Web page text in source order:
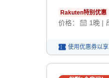
Rakuten特别优惠
价格： 1晚 |
使用优惠券以享